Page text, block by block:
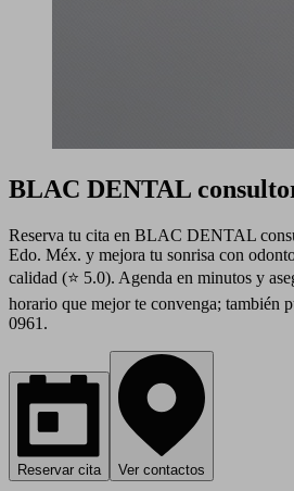
BLAC DENTAL
Reserva tu cita en BLAC DENTAL
Edo. Méx. y mejora tu sonrisa con
calidad (⭐ 5.0). Agenda en minutos y
horario que mejor te convenga; también
0961.
Reservar cita Ver contactos